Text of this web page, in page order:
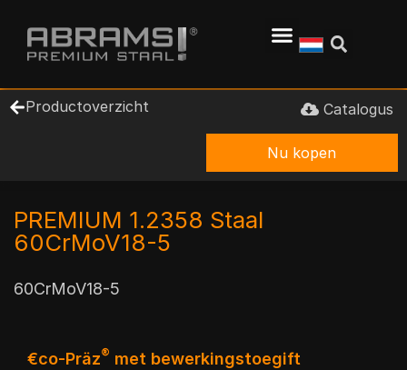
Productoverzicht Catalogus
Nu kopen
PREMIUM 1.2358 Staal
60CrMoV18-5
60CrMoV18-5
€co-Präz® met bewerkingstoegift